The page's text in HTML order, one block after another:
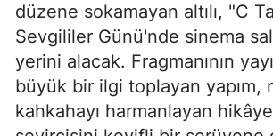
düzene sokamayan altılı, "C
Sevgililer Günü'nde sinema
yerini alacak. Fragmanının
büyük bir ilgi toplayan yapım,
kahkahayı harmanlayan